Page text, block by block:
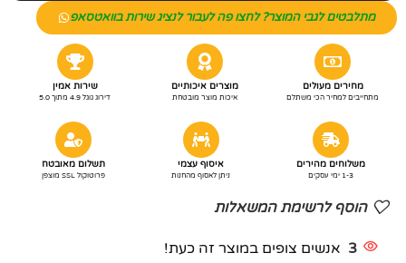
מתלבטים לגבי המוצר? לחצו פה לעבור לנציג שירות בוואטסאפ
מחירים מעולים
מתחייבים למחיר הכי משתלם
מוצרים איכותיים
איכות מוצר מובטחת
שירות אמין
דירוג גוגל 4.9 מתוך 5.0
משלוחים מהירים
1-3 ימי עסקים
איסוף עצמי
ניתן לאסוף מהחנות
תשלום מאובטח
פרוטוקול SSL מוצפן
הוסף לרשימת המשאלות
3 אנשים צופים במוצר זה כעת!